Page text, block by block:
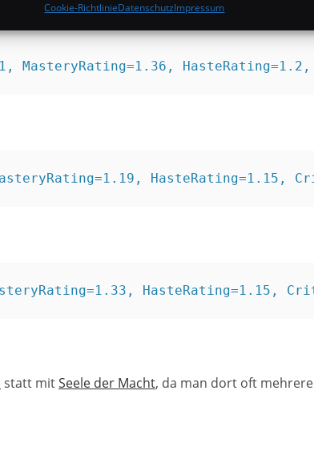
Cookie-RichtlinieDatenschutzImpressum
HasteRating=1.15,
HasteRating=1.15,
statt mitSeele der Macht, da man dort oft mehrere